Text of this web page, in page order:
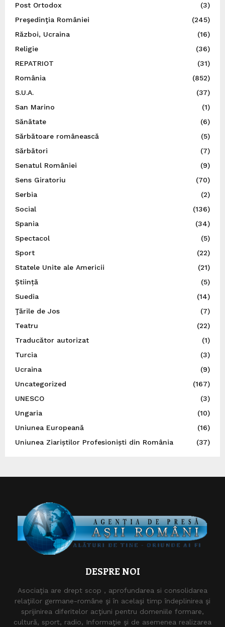
Post Ortodox
(3)
Preşedinţia României
(245)
Război, Ucraina
(16)
Religie
(36)
REPATRIOT
(31)
România
(852)
S.U.A.
(37)
San Marino
(1)
Sănătate
(6)
Sărbătoare românească
(5)
Sărbători
(7)
Senatul României
(9)
Sens Giratoriu
(70)
Serbia
(2)
Social
(136)
Spania
(34)
Spectacol
(5)
Sport
(22)
Statele Unite ale Americii
(21)
Știință
(5)
Suedia
(14)
Ţările de Jos
(7)
Teatru
(22)
Traducător autorizat
(1)
Turcia
(3)
Ucraina
(9)
Uncategorized
(167)
UNESCO
(3)
Ungaria
(10)
Uniunea Europeană
(16)
Uniunea Ziariștilor Profesioniști din România
(37)
DESPRE NOI
Asociaţia are drept scop , aprofundarea si consolidarea
relaţiilor germane-române şi în acelaşi timp îndeplinirea şi
sprijinirea diferitelor acţiuni pentru domeniile formare,
cultură, sport, radio, Informaţie şi de asemenea realizarea